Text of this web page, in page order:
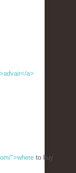
a>
">where to buy